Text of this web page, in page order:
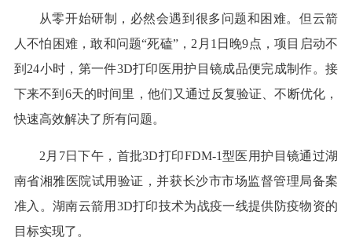
从零开始研制，必然会遇到很多问题和困难。但云箭
人不怕困难，敢和问题“死磕”，2月1日晚9点，项目启动不
到24小时，第一件3D打印医用护目镜成品便完成制作。接
下来不到6天的时间里，他们又通过反复验证、不断优化，
快速高效解决了所有问题。
2月7日下午，首批3D打印FDM-1型医用护目镜通过湖
南省湘雅医院试用验证，并获长沙市市场监督管理局备案
准入。湖南云箭用3D打印技术为战疫一线提供防疫物资的
目标实现了。